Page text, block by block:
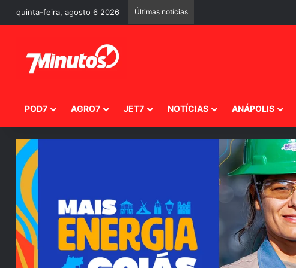
quinta-feira, agosto 6 2026 Últimas notícias
POD7 AGRO7 JET7 NOTÍCIAS ANÁPOLIS